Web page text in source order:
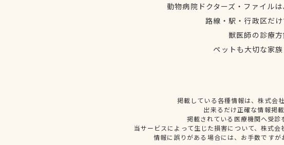
動物病院ドクターズ・ファイル
路線・駅・行政区だ
獣医師の診療
ペットも大切な家
掲載している各種情報は、株式会
出来るだけ正確な情報掲
掲載されている医療機関へ受
当サービスによって生じた損害について、株式
情報に誤りがある場合には、お手数です